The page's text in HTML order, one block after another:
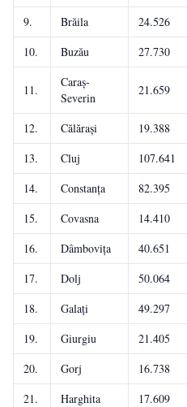
9.
Brăila 24.526
10.
Buzău 27.730
11.
Caraș-
Severin
21.659
12. Călărași 19.388
13.
Cluj 107.641
14.
Constanța 82.395
15.
Covasna 14.410
16.
Dâmbovița 40.651
17.
Dolj 50.064
18.
Galați 49.297
19.
Giurgiu 21.405
20.
Gorj 16.738
21.
Harghita 17.609